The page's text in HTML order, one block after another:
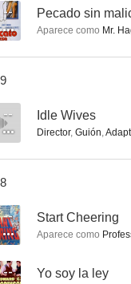
--
-- Pecado sin
Aparece como Mr.
-- Idle Wives
Director, Guión,
-- Start Cheering
Aparece como
-- Yo soy la ley